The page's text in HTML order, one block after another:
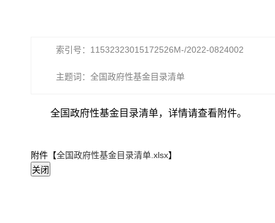
索引号：11532323015172526M-/2022-0824002
主题词：全国政府性基金目录清单
全国政府性基金目录清单，详情请查看附件。
附件【全国政府性基金目录清单.xlsx】